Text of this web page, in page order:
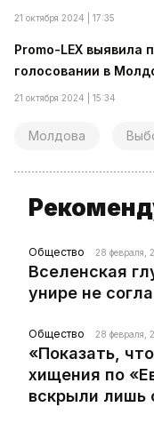
21 октября 2024 | 17:35
Promo-LEX выявила
голосовании в
21 октября 2024 | 15:34
Молдова
Общество 28 февраля,
Вселенская
унире не
Общество 28 февраля,
«Показать,
хищения по
вскрыли лишь